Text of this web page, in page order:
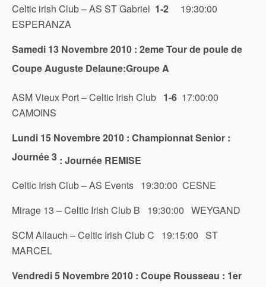
Celtic irish Club – AS ST Gabriel 1-2 19:30:00
ESPERANZA
Samedi 13 Novembre 2010 : 2eme Tour de poule de
Coupe Auguste Delaune:Groupe A
ASM Vieux Port – Celtic Irish Club 1-6 17:00:00
CAMOINS
Lundi 15 Novembre 2010 : Championnat Senior :
Journée 3 : Journée REMISE
Celtic Irish Club – AS Events 19:30:00 CESNE
Mirage 13 – Celtic Irish Club B 19:30:00 WEYGAND
SCM Allauch – Celtic Irish Club C 19:15:00 ST
MARCEL
Vendredi 5 Novembre 2010 : Coupe Rousseau : 1er